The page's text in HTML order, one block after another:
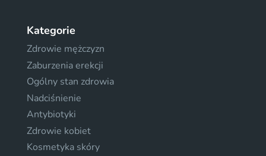
Kategorie
Zdrowie mężczyzn
Zaburzenia erekcji
Ogólny stan zdrowia
Nadciśnienie
Antybiotyki
Zdrowie kobiet
Kosmetyka skóry